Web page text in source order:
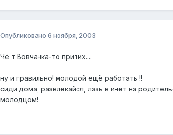
Опубликовано 6 ноября, 2003
Чё т Вовчанка-то притих....
ну и правильно! молодой ещё работать !!
сиди дома, развлекайся, лазь в инет на
молодцом!